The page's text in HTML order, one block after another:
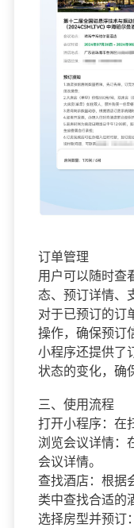
订单管理
用户可以随时查
态、预订详情、
对于已预订的订
操作，确保预订
小程序还提供了
状态的变化，确
三、使用流程
打开小程序：在
浏览会议详情：
会议详情。
查找酒店：根据
类中查找合适的
选择房型并预订